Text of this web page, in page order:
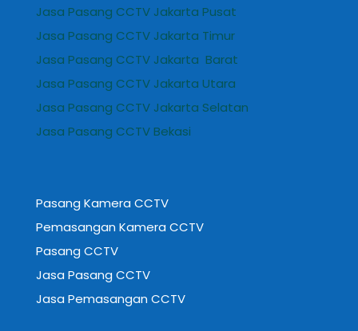
Jasa Pasang CCTV Jakarta Pusat
Jasa Pasang CCTV Jakarta Timur
Jasa Pasang CCTV Jakarta Barat
Jasa Pasang CCTV Jakarta Utara
Jasa Pasang CCTV Jakarta Selatan
Jasa Pasang CCTV Bekasi
Pasang Kamera CCTV
Pemasangan Kamera CCTV
Pasang CCTV
Jasa Pasang CCTV
Jasa Pemasangan CCTV